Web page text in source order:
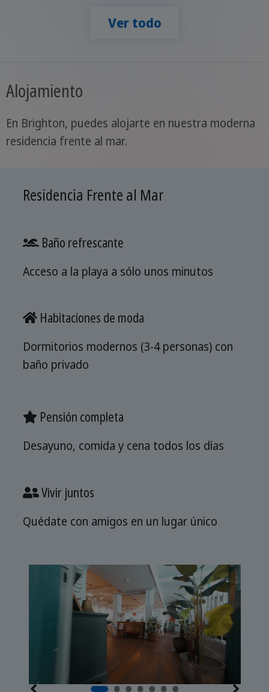
Ver todo
Alojamiento
En Brighton, puedes alojarte en nuestra moderna
residencia frente al mar.
Residencia Frente al Mar
Baño refrescante
Acceso a la playa a sólo unos minutos
Habitaciones de moda
Dormitorios modernos (3-4 personas) con
baño privado
Pensión completa
Desayuno, comida y cena todos los días
Vivir juntos
Quédate con amigos en un lugar único